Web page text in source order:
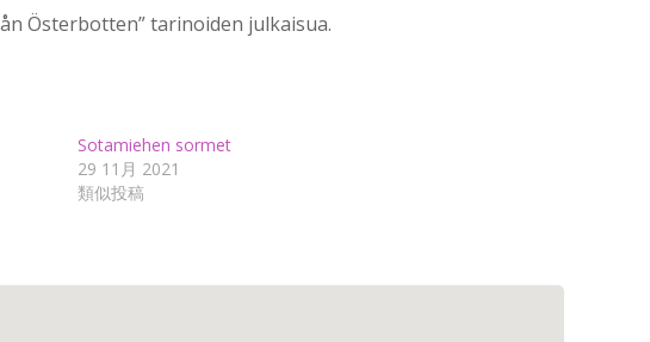
Österbotten” tarinoiden julkaisua.
Sotamiehen sormet
29 11月 2021
類似投稿